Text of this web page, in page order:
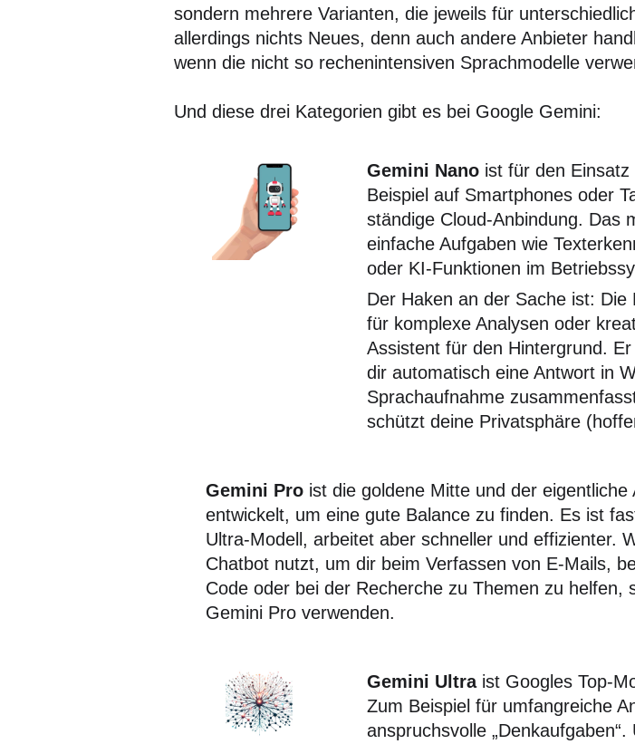
sondern mehrere Varianten, die jeweils für
allerdings nichts Neues, denn auch andere Anbieter
wenn die nicht so rechenintensiven Sprachmodelle
Und diese drei Kategorien gibt es bei Google Gemini:
Gemini Nano ist für den
Beispiel auf Smartphones oder
ständige Cloud-Anbindung. Das
einfache Aufgaben wie
oder KI-Funktionen im
Der Haken an der Sache ist:
für komplexe Analysen oder
Assistent für den Hintergrund.
dir automatisch eine Antwort in
Sprachaufnahme
schützt deine Privatsphäre
Gemini Pro ist die goldene Mitte und der eigentliche
entwickelt, um eine gute Balance zu finden. Es ist
Ultra-Modell, arbeitet aber schneller und effizienter.
Chatbot nutzt, um dir beim Verfassen von E-Mails,
Code oder bei der Recherche zu Themen zu helfen,
Gemini Pro verwenden.
Gemini Ultraist Googles Top-
Zum Beispiel für umfangreiche
anspruchsvolle